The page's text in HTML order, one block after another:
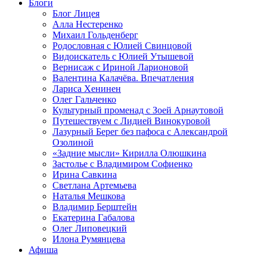
Блоги
Блог Лицея
Алла Нестеренко
Михаил Гольденберг
Родословная с Юлией Свинцовой
Видоискатель с Юлией Утышевой
Вернисаж с Ириной Ларионовой
Валентина Калачёва. Впечатления
Лариса Хенинен
Олег Гальченко
Культурный променад с Зоей Арнаутовой
Путешествуем с Лидией Винокуровой
Лазурный Берег без пафоса с Александрой
Озолиной
«Задние мысли» Кирилла Олюшкина
Застолье с Владимиром Софиенко
Ирина Савкина
Светлана Артемьева
Наталья Мешкова
Владимир Берштейн
Екатерина Габалова
Олег Липовецкий
Илона Румянцева
Афиша